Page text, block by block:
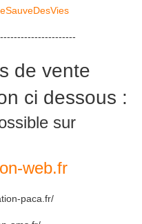
de vente
ci dessous :
sur
web.fr
paca.fr/